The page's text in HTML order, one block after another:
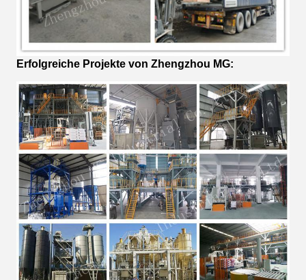
Erfolgreiche Projekte von Zhengzhou MG: